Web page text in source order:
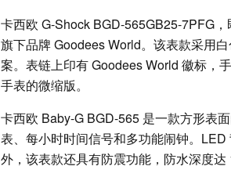
卡西欧 G-Shock BGD-565GB25-7PFG
旗下品牌 Goodees World。该表款采用
案。表链上印有 Goodees World 徽标，
手表的微缩版。
卡西欧 Baby-G BGD-565 是一款方形表
表、每小时时间信号和多功能闹钟。
外，该表款还具有防震功能，防水深度达